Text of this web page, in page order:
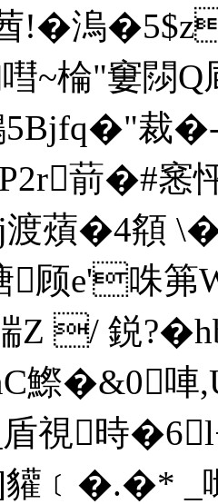
溩
棆"窶閯Q
裁�
葥�#窸
薠�4頯
顾e'咮笰
Z / 鋭
鰶�&0唓
視時
貛﹝�.�* _